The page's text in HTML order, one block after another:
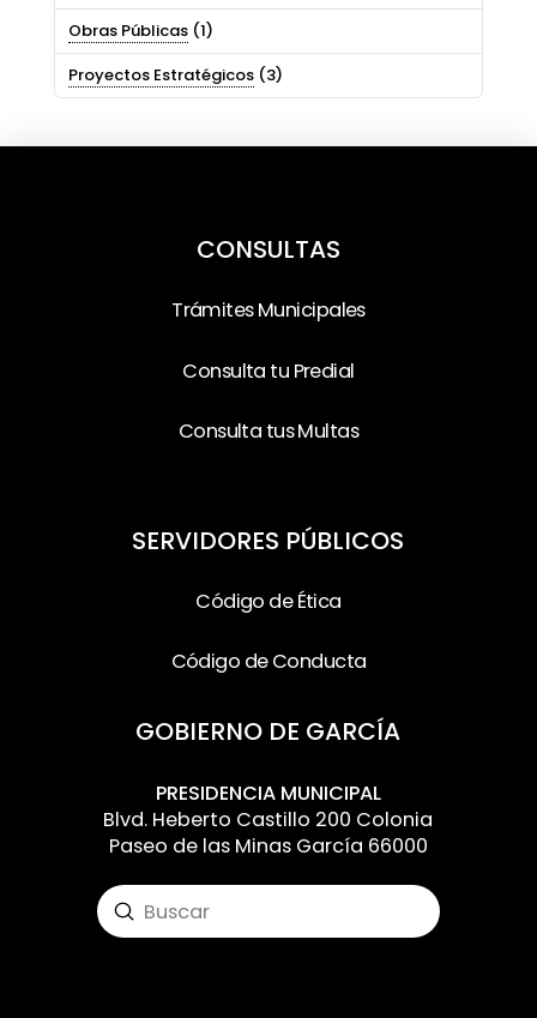
Obras Públicas(1)
Proyectos Estratégicos(3)
CONSULTAS
Trámites Municipales
Consulta tu Predial
Consulta tus Multas
SERVIDORES PÚBLICOS
Código de Ética
Código de Conducta
GOBIERNO DE GARCÍA
PRESIDENCIA MUNICIPAL
Blvd. Heberto Castillo 200 Colonia
Paseo de las Minas García 66000
Search
Submit